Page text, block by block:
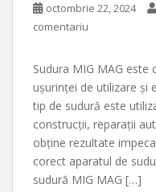
octombrie 22, 2024
comentariu
Sudura MIG MAG
ușurinței de utilizare și
tip de sudură este
construcții, reparații
obține rezultate
corect aparatul de
sudură MIG MAG […]